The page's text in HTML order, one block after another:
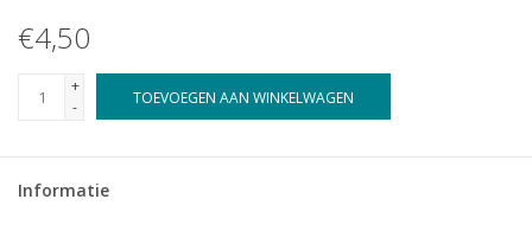
€4,50
+
-
TOEVOEGEN AAN WINKELWAGEN
Informatie